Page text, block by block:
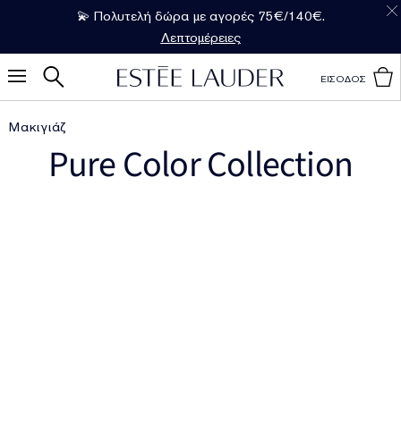
💫 Πολυτελή δώρα με αγορές 75€/140€.
Λεπτομέρειες
ΕΙΣΟΔΟΣ
Μακιγιάζ
Pure Color Collection